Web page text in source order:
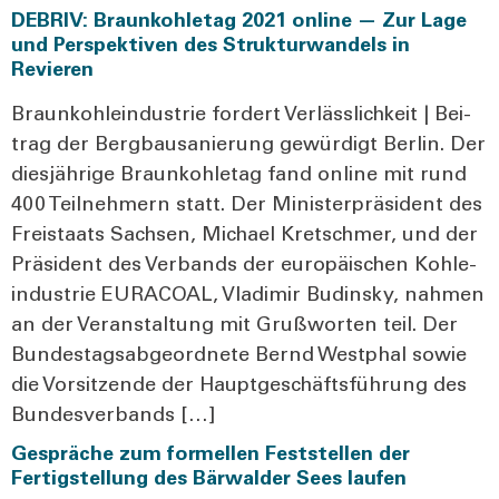
DEBRIV: Braunkohletag 2021 online — Zur Lage
und Perspektiven des Strukturwandels in
Revieren
Braun­koh­le­indus­trie for­dert Ver­läss­lich­keit | Bei­
trag der Berg­bau­sa­nie­rung gewür­digt Ber­lin. Der
dies­jäh­ri­ge Braun­koh­le­tag fand online mit rund
400 Teil­neh­mern statt. Der Minis­ter­prä­si­dent des
Frei­staats Sach­sen, Micha­el Kret­schmer, und der
Prä­si­dent des Ver­bands der euro­päi­schen Koh­le­
indus­trie EURACOAL, Vla­di­mir Budin­sky, nah­men
an der Ver­an­stal­tung mit Gruß­wor­ten teil. Der
Bun­des­tags­ab­ge­ord­ne­te Bernd West­phal sowie
die Vor­sit­zen­de der Haupt­ge­schäfts­füh­rung des
Bun­des­ver­bands […]
Gespräche zum formellen Feststellen der
Fertigstellung des Bärwalder Sees laufen